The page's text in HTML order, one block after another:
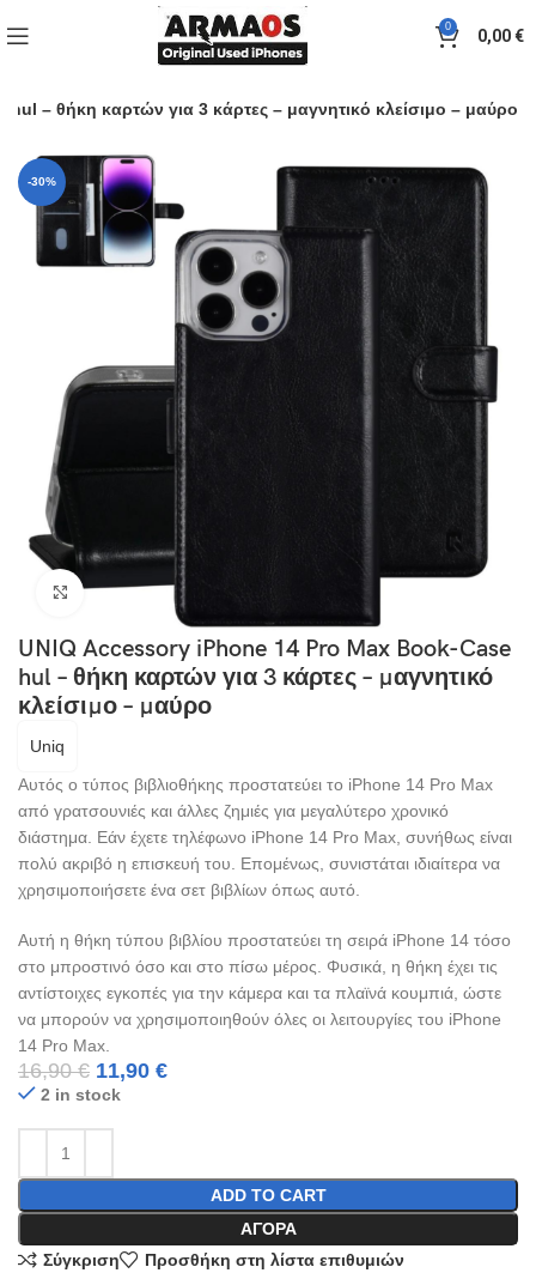
0 0,00€
– θήκη καρτών για 3 κάρτες – μαγνητικό κλείσιμο – μαύρο
-30%
Click to enlarge
UNIQ Accessory iPhone 14 Pro Max Book-Case
hul – θήκη καρτών για 3 κάρτες – μαγνητικό
κλείσιμο – μαύρο
Uniq
Αυτός ο τύπος βιβλιοθήκης προστατεύει το iPhone 14 Pro Max
από γρατσουνιές και άλλες ζημιές για μεγαλύτερο χρονικό
διάστημα. Εάν έχετε τηλέφωνο iPhone 14 Pro Max, συνήθως είναι
πολύ ακριβό η επισκευή του. Επομένως, συνιστάται ιδιαίτερα να
χρησιμοποιήσετε ένα σετ βιβλίων όπως αυτό.
Αυτή η θήκη τύπου βιβλίου προστατεύει τη σειρά iPhone 14 τόσο
στο μπροστινό όσο και στο πίσω μέρος. Φυσικά, η θήκη έχει τις
αντίστοιχες εγκοπές για την κάμερα και τα πλαϊνά κουμπιά, ώστε
να μπορούν να χρησιμοποιηθούν όλες οι λειτουργίες του iPhone
14 Pro Max.
16,90€ 11,90€
2 in stock
ADD TO CART
ΑΓΟΡΆ
Σύγκριση
Προσθήκη στη λίστα επιθυμιών